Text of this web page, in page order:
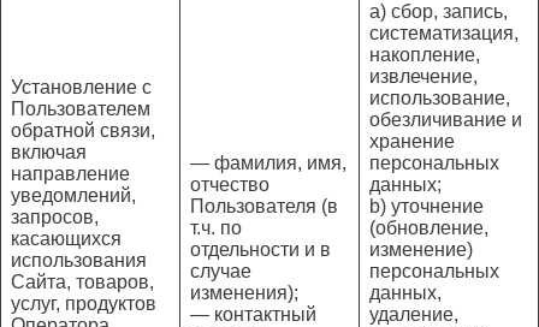
Установление с
Пользователем
обратной связи,
включая
направление
уведомлений,
запросов,
касающихся
использования
Сайта, товаров,
услуг, продуктов
— фамилия, имя,
отчество
Пользователя (в
т.ч. по
отдельности и в
случае
изменения);
— контактный
a) сбор, запись,
систематизация,
накопление,
извлечение,
использование,
обезличивание и
хранение
персональных
данных;
b) уточнение
(обновление,
изменение)
персональных
данных,
удаление,